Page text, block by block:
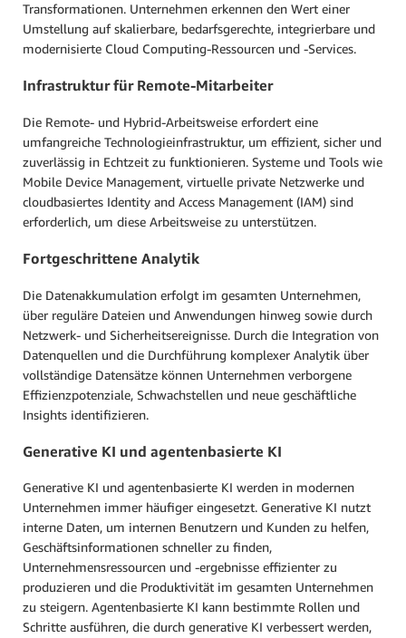
Transformationen. Unternehmen erkennen den Wert einer
Umstellung auf skalierbare, bedarfsgerechte, integrierbare und
modernisierte Cloud Computing-Ressourcen und -Services.
Infrastruktur für Remote-Mitarbeiter
Die Remote- und Hybrid-Arbeitsweise erfordert eine
umfangreiche Technologieinfrastruktur, um effizient, sicher und
zuverlässig in Echtzeit zu funktionieren. Systeme und Tools wie
Mobile Device Management, virtuelle private Netzwerke und
cloudbasiertes Identity and Access Management (IAM) sind
erforderlich, um diese Arbeitsweise zu unterstützen.
Fortgeschrittene Analytik
Die Datenakkumulation erfolgt im gesamten Unternehmen,
über reguläre Dateien und Anwendungen hinweg sowie durch
Netzwerk- und Sicherheitsereignisse. Durch die Integration von
Datenquellen und die Durchführung komplexer Analytik über
vollständige Datensätze können Unternehmen verborgene
Effizienzpotenziale, Schwachstellen und neue geschäftliche
Insights identifizieren.
Generative KI und agentenbasierte KI
Generative KI und agentenbasierte KI werden in modernen
Unternehmen immer häufiger eingesetzt. Generative KI nutzt
interne Daten, um internen Benutzern und Kunden zu helfen,
Geschäftsinformationen schneller zu finden,
Unternehmensressourcen und -ergebnisse effizienter zu
produzieren und die Produktivität im gesamten Unternehmen
zu steigern. Agentenbasierte KI kann bestimmte Rollen und
Schritte ausführen, die durch generative KI verbessert werden,